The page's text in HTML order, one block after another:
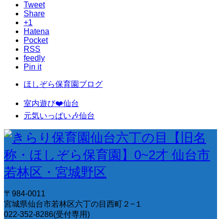
Tweet
Share
+1
Hatena
Pocket
RSS
feedly
Pin it
ほしぞら保育園ブログ
室内遊び❤️仙台
元気いっぱい🎶仙台
〒984-0011
宮城県仙台市若林区六丁の目西町２−１
022-352-8286(受付専用)